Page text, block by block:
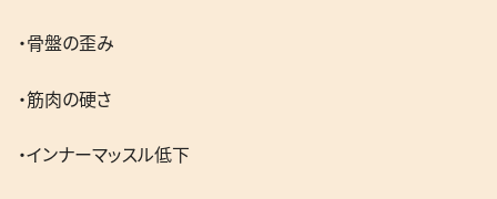
・骨盤の歪み
・筋肉の硬さ
・インナーマッスル低下